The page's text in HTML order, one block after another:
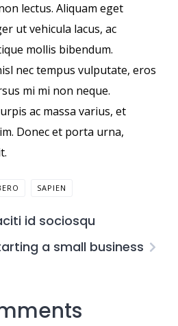
lectus. Aliquam eget
ut vehicula lacus, ac
mollis bibendum.
nec tempus vulputate, eros
mi mi non neque.
ac massa varius, et
Donec et porta urna,
SAPIEN
id sociosqu
a small business